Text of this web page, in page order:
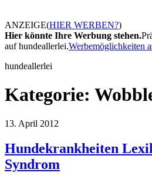
ANZEIGE(HIER WERBEN?)
Hier könnte Ihre Werbung stehen.
auf hundeallerlei.Werbemöglichkeiten
hundeallerlei
Kategorie:
13. April 2012
Hundekrankheiten
Syndrom